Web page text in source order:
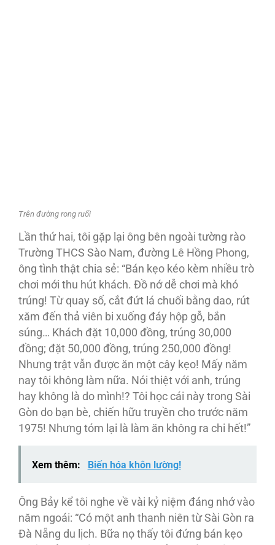
Trên đường rong ruổi
Lần thứ hai, tôi gặp lại ông bên ngoài tường rào
Trường THCS Sào Nam, đường Lê Hồng Phong,
ông tình thật chia sẻ: “Bán kẹo kéo kèm nhiều trò
chơi mới thu hút khách. Đồ nớ dễ chơi mà khó
trúng! Từ quay số, cắt đứt lá chuối bằng dao, rút
xăm đến thả viên bi xuống đáy hộp gỗ, bắn
súng… Khách đặt 10,000 đồng, trúng 30,000
đồng; đặt 50,000 đồng, trúng 250,000 đồng!
Nhưng trật vẫn được ăn một cây kẹo! Mấy năm
nay tôi không làm nữa. Nói thiệt với anh, trúng
hay không là do mình!? Tôi học cái này trong Sài
Gòn do bạn bè, chiến hữu truyền cho trước năm
1975! Nhưng tóm lại là làm ăn không ra chi hết!”
Xem thêm: Biến hóa khôn lường!
Ông Bảy kể tôi nghe về vài kỷ niệm đáng nhớ vào
năm ngoái: “Có một anh thanh niên từ Sài Gòn ra
Đà Nẵng du lịch. Bữa nọ thấy tôi đứng bán kẹo